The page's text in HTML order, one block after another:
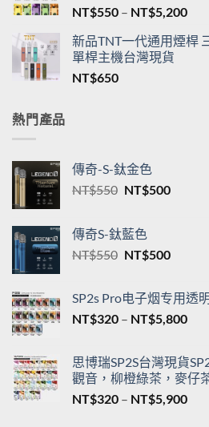
NT$550 – NT$5,200價
範
新品TNT一代通用煙桿
單桿主機台灣現貨
NT$650
熱門產品
傳奇-S-鈦金色
NT$550 原
格：
NT$550。
NT$500目
傳奇S-鈦藍色
NT$550 原
格：
NT$550。
NT$500目
格：
SP2s Pro电子烟专用透
NT$320 – NT$5,800價
圍
到
思博瑞SP2S台灣現貨
觀音，柳橙綠茶，麥仔
NT$320 – NT$5,900價